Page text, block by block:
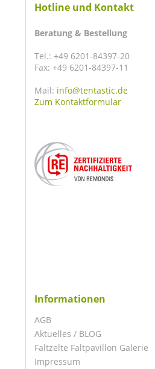
Hotline und Kontakt
Beratung & Bestellung
Tel.: +49 6201-84397-20
Fax: +49 6201-84397-11
Mail: info@tentastic.de
Zum Kontaktformular
Informationen
AGB
Aktuelles / BLOG
Faltzelte Faltpavillon Galerie
Impressum